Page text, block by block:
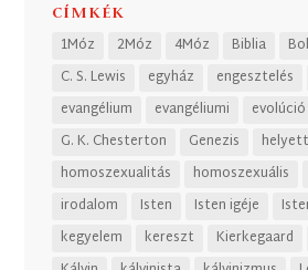
CÍMKÉK
1Móz 2Móz 4Móz Biblia
C. S. Lewis
egyház engesztelés
evangélium
evangéliumi evolúció
G. K. Chesterton
Genezis
homoszexualitás
homoszexuális
irodalom
Isten Isten igéje
kegyelem
kereszt Kierkegaard